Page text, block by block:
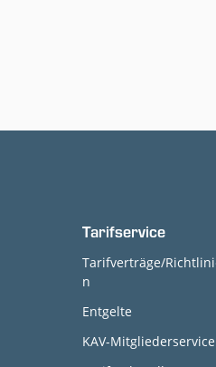
Tarifservice
Tarifverträge/
n
Entgelte
KAV-Mitgliederservice